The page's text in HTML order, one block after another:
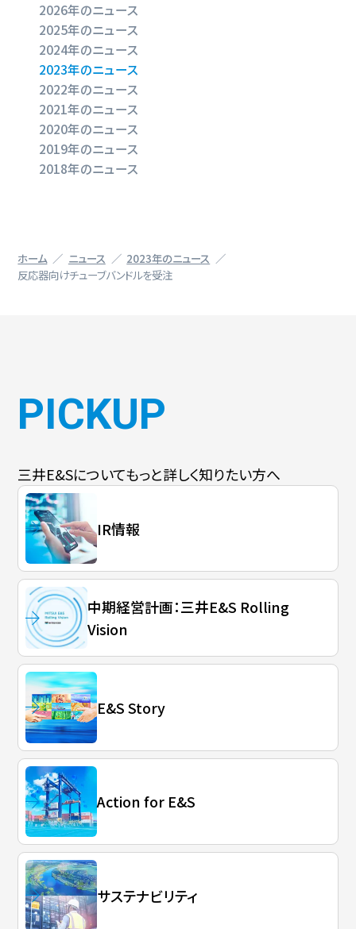
2026年のニュース
2025年のニュース
2024年のニュース
2023年のニュース
2022年のニュース
2021年のニュース
2020年のニュース
2019年のニュース
2018年のニュース
ホーム ニュース
2023年のニュース
反応器向けチューブバンドルを受注
PICKUP
三井E&Sについてもっと詳しく知りたい方へ
IR情報
中期経営計画：三井E&S Rolling
Vision
E&S Story
Action for E&S
サステナビリティ